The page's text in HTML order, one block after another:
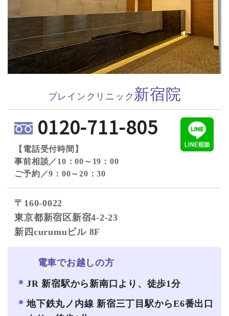
ブレインクリニック 新宿院
0120-711-805
【電話受付時間】
事前相談／10：00～19：00
ご予約／9：00～20：30
〒160-0022
東京都新宿区新宿4-2-23
新四curumuビル 8F
電車でお越しの方
JR 新宿駅から新南口より、徒歩1分
地下鉄丸ノ内線 新宿三丁目駅からE6番出口